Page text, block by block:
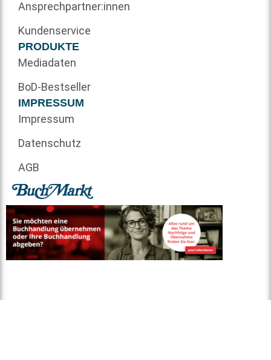
Ansprechpartner:innen
Kundenservice
PRODUKTE
Mediadaten
BoD-Bestseller
IMPRESSUM
Impressum
Datenschutz
AGB